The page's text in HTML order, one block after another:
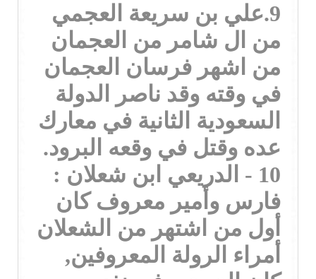
9.علي بن سريعة العجمي
من ال شامر من العجمان
من اشهر فرسان العجمان
في وقته وقد ناصر الدولة
السعودية الثانية في معارك
عده وقتل في وقعه البرود.
10 - الدريعي ابن شعلان :
فارس وأمير معروف كان
أول من اشتهر من الشعلان
أمراء الرولة المعروفين,